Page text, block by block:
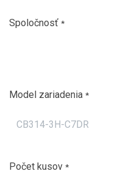
Spoločnosť *
Model zariadenia *
Počet kusov *